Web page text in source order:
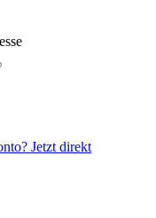
Jetzt direkt